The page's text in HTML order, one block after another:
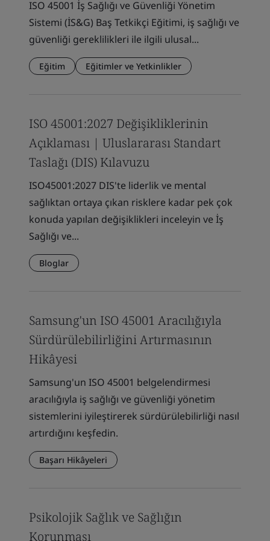
ISO 45001 İş Sağlığı ve Güvenliği Yönetim
Sistemi (İS&G) Baş Tetkikçi Eğitimi, iş sağlığı ve
güvenliği gereklilikleri ile ilgili ulusal...
Eğitim Eğitimler ve Yetkinlikler
ISO 45001:2027 Değişikliklerinin
Açıklaması | Uluslararası Standart
Taslağı (DIS) Kılavuzu
ISO45001:2027 DIS'te liderlik ve mental
sağlıktan ortaya çıkan risklere kadar pek çok
konuda yapılan değişiklikleri inceleyin ve İş
Sağlığı ve...
Bloglar
Samsung'un ISO 45001 Aracılığıyla
Sürdürülebilirliğini Artırmasının
Hikâyesi
Samsung'un ISO 45001 belgelendirmesi
aracılığıyla iş sağlığı ve güvenliği yönetim
sistemlerini iyileştirerek sürdürülebilirliği nasıl
artırdığını keşfedin.
Başarı Hikâyeleri
Psikolojik Sağlık ve Sağlığın
Korunması